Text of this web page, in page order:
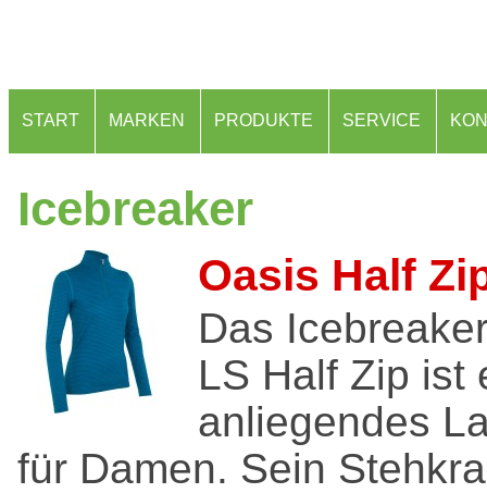
START MARKEN PRODUKTE SERVICE
Icebreaker
Oasis Half
Das
LS Half Zip ist
anliegendes
für Damen. Sein